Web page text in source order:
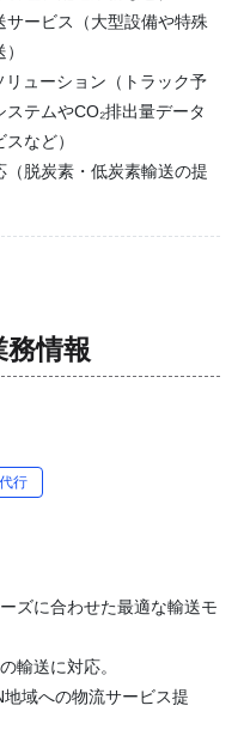
サービス（大型設備や特殊
リューション（トラック予
ステムやCO₂排出量データ
など）
（脱炭素・低炭素輸送の提
務情報
行
ズに合わせた最適な輸送モ
輸送に対応。
地域への物流サービス提